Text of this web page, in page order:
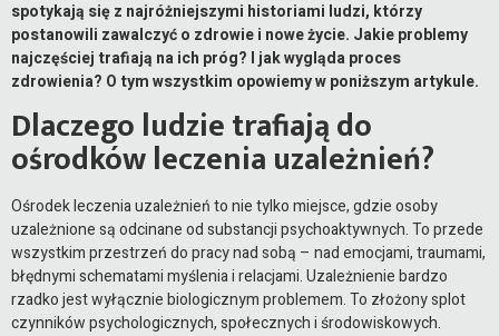
spotykają się z najróżniejszymi historiami ludzi, którzy
postanowili zawalczyć o zdrowie i nowe życie. Jakie problemy
najczęściej trafiają na ich próg? I jak wygląda proces
zdrowienia? O tym wszystkim opowiemy w poniższym artykule.
Dlaczego ludzie trafiają do
ośrodków leczenia uzależnień?
Ośrodek leczenia uzależnień to nie tylko miejsce, gdzie osoby
uzależnione są odcinane od substancji psychoaktywnych. To przede
wszystkim przestrzeń do pracy nad sobą – nad emocjami, traumami,
błędnymi schematami myślenia i relacjami. Uzależnienie bardzo
rzadko jest wyłącznie biologicznym problemem. To złożony splot
czynników psychologicznych, społecznych i środowiskowych.